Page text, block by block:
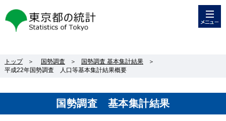
東京都の統計
トップ ＞ 国勢調査 ＞ 国勢調査 基本集計結果
＞
平成22年国勢調査 人口等基本集計結果概要
国勢調査 基本集計結果